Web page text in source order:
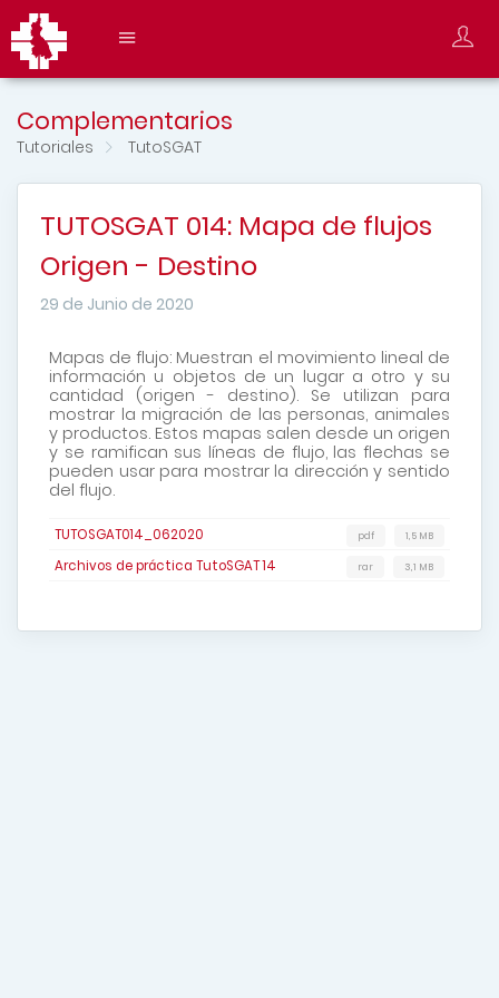
Complementarios
Tutoriales TutoSGAT
TUTOSGAT 014: Mapa de flujos
Origen - Destino
29 de Junio de 2020
Mapas de flujo: Muestran el movimiento lineal de
información u objetos de un lugar a otro y su
cantidad (origen - destino). Se utilizan para
mostrar la migración de las personas, animales
y productos. Estos mapas salen desde un origen
y se ramifican sus líneas de flujo, las flechas se
pueden usar para mostrar la dirección y sentido
del flujo.
TUTOSGAT014_062020 1,5 MB
pdf
Archivos de práctica TutoSGAT 14 3,1 MB
rar